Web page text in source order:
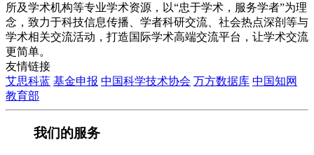
所及学术机构等专业学术资源，以“忠于学术，服务学者”为理
念，致力于科技信息传播、学者科研交流、社会热点深剖等与
学术相关交流活动，打造国际学术高端交流平台，让学术交流
更简单。
友情链接
艾思科蓝 基金申报 中国科学技术协会 万方数据库 中国知网
教育部
我们的服务